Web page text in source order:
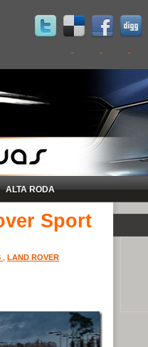
ALTA RODA
Sport
LAND ROVER